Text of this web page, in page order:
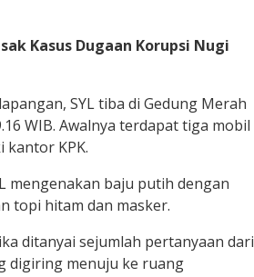
Kasus Dugaan Korupsi Nugi
SYL tiba di Gedung Merah
WIB. Awalnya terdapat tiga mobil
kantor KPK.
mengenakan baju putih dengan
topi hitam dan masker.
ditanyai sejumlah pertanyaan dari
digiring menuju ke ruang